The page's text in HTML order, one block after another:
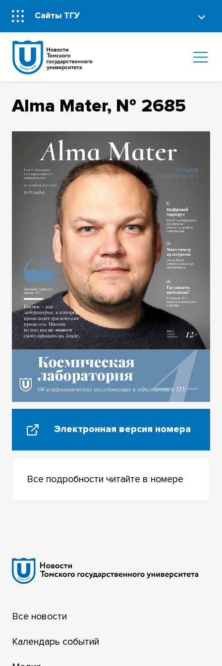
Сайты ТГУ
Alma Mater, № 2685
Электронная версия номера
Все подробности читайте в номере
Все новости
Календарь событий